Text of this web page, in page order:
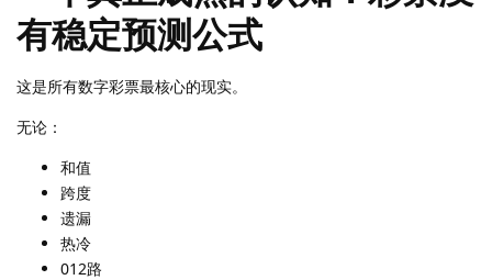
有稳定预测公式
这是所有数字彩票最核心的现实。
无论：
和值
跨度
遗漏
热冷
012路